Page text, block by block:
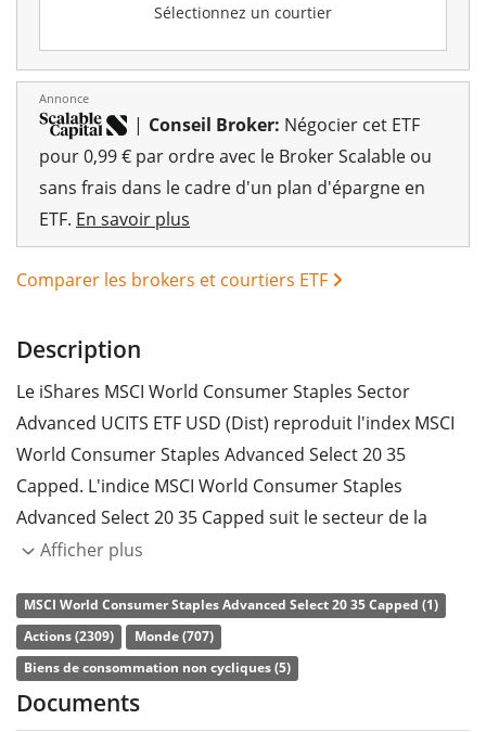
Sélectionnez un courtier
Annonce
| Conseil Broker: Négocier cet ETF
pour 0,99 € par ordre avec le Broker Scalable ou
sans frais dans le cadre d'un plan d'épargne en
ETF. En savoir plus
Comparer les brokers et courtiers ETF
Description
Le iShares MSCI World Consumer Staples Sector
Advanced UCITS ETF USD (Dist) reproduit l'index MSCI
World Consumer Staples Advanced Select 20 35
Capped. L'indice MSCI World Consumer Staples
Advanced Select 20 35 Capped suit le secteur de la
consommation de base des marchés développés du
actions incluses sont filtrées selon des critères ESG
(environnementaux, sociaux et de gouvernance
d'entreprise). Secteurs et entreprises exclus : armes,
tabac, charbon thermique, sables bitumineux, non-
Afficher plus
MSCI World Consumer Staples Advanced Select 20 35 Capped (1)
Actions (2309)
Monde (707)
Biens de consommation non cycliques (5)
Documents